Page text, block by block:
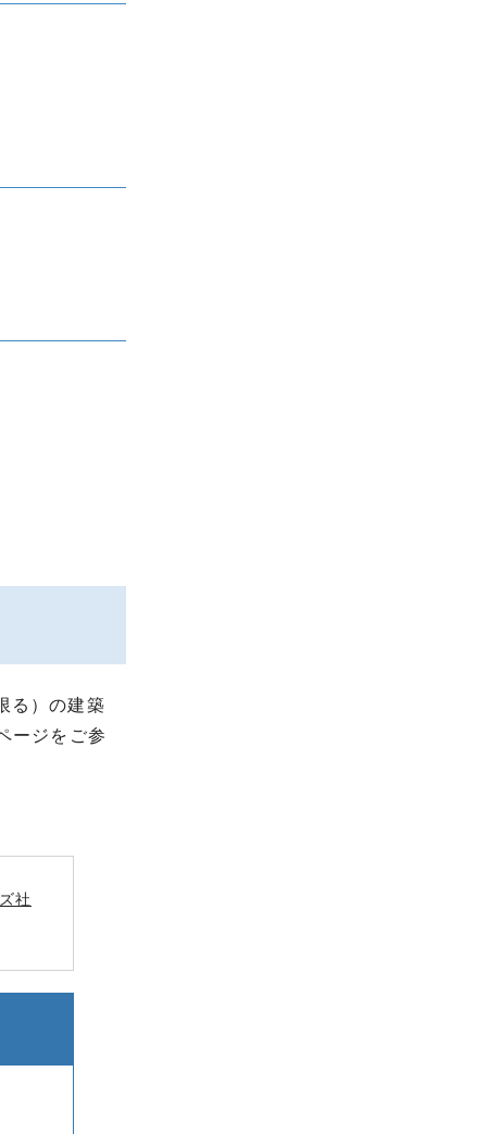
る）の建築
ージをご参
社